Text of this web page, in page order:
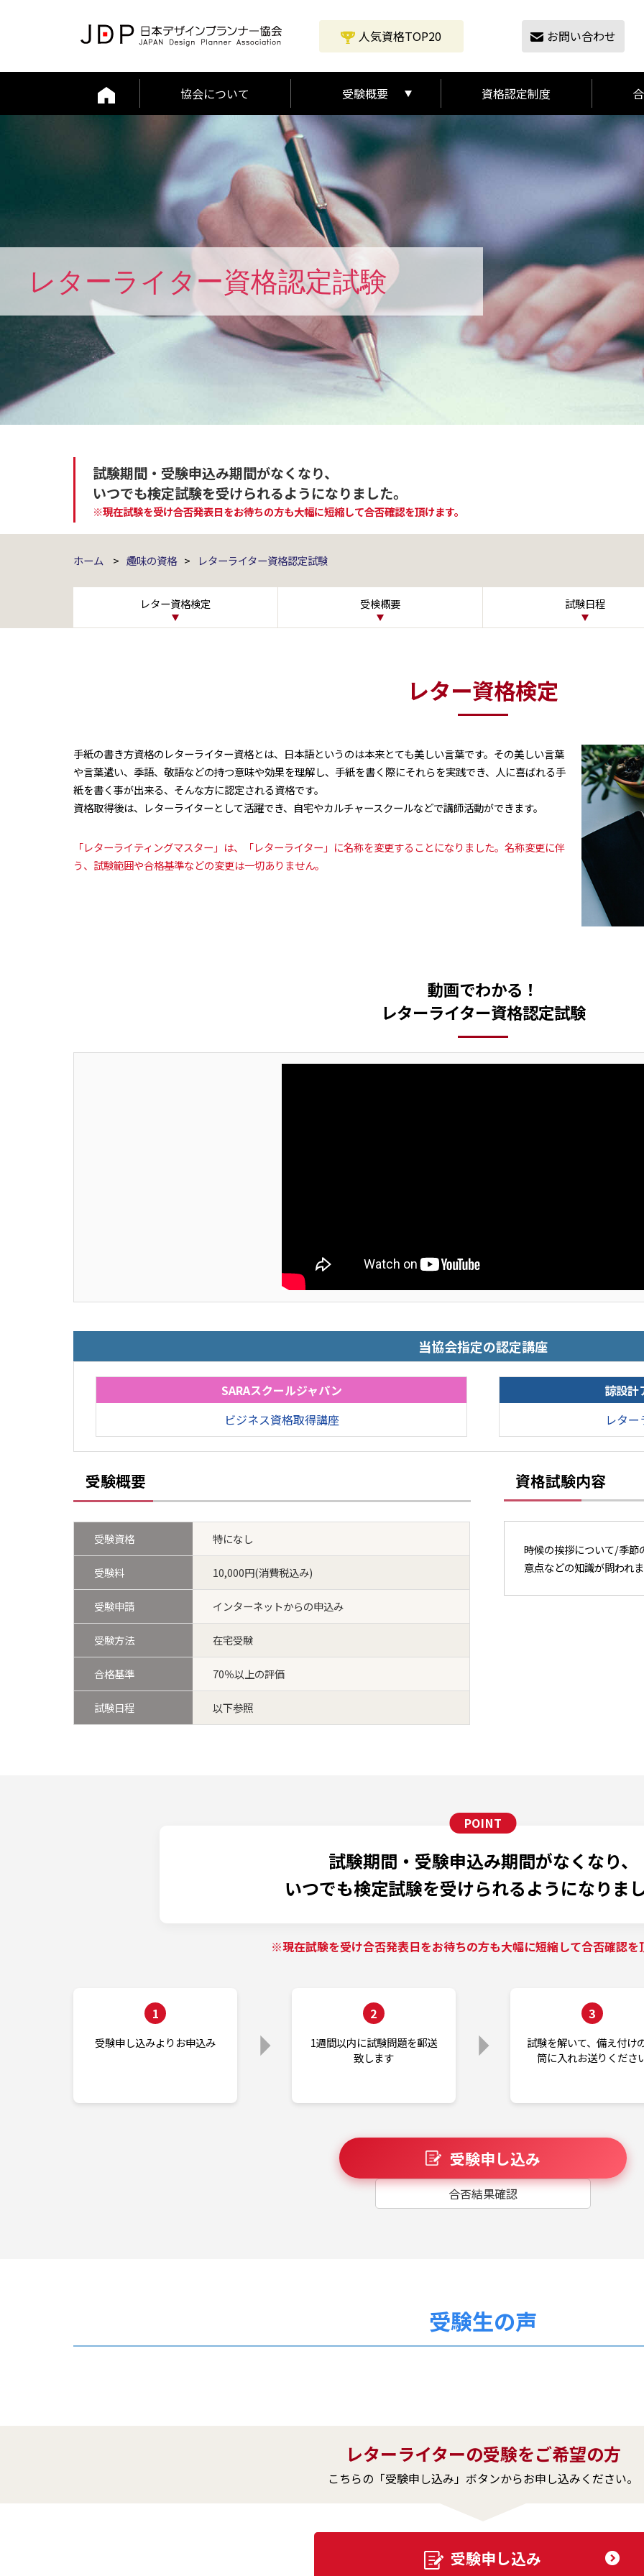
人気資格TOP20 お問い合わせ
協会について 受験概要
受験概要
受験の流れ
資格認定制度
レターライター資格認定試験
試験期間・受験申込み期間がなくなり、
いつでも検定試験を受けられるようになりました。
※現在試験を受け合否発表日をお待ちの方も大幅に短縮して合否確認を頂けます。
ホーム > 趣味の資格 > レターライター資格認定試験
レター資格検定 受検概要 試験日程
レター資格検定
手紙の書き方資格のレターライター資格とは、日本語というのは本来とても美しい言葉です。その美しい言葉
や言葉遣い、季語、敬語などの持つ意味や効果を理解し、手紙を書く際にそれらを実践でき、人に喜ばれる手
紙を書く事が出来る、そんな方に認定される資格です。
資格取得後は、レターライターとして活躍でき、自宅やカルチャースクールなどで講師活動ができます。
「レターライティングマスター」は、「レターライター」に名称を変更することになりました。名称変更に伴
う、試験範囲や合格基準などの変更は一切ありません。
動画でわかる！
レターライター資格認定試験
当協会指定の認定講座
SARAスクールジャパン
ビジネス資格取得講座
諒設計
レタ
受験概要
受験資格 特になし
受験料 10,000円(消費税込み)
受験申請 インターネットからの申込み
受験方法 在宅受験
合格基準 70％以上の評価
試験日程 以下参照
資格試験内容
時候の挨拶について/季
意点などの知識が問われ
試験期間・受験申込み期間がなくなり、
いつでも検定試験を受けられるようになりま
※現在試験を受け合否発表日をお待ちの方も大幅に短縮して合否確認を
1
受験申し込みよりお申込み
2
1週間以内に試験問題を郵送
致します
3
試験を解いて、備え付け
筒に入れお送りくださ
受験申し込み
合否結果確認
受験生の声
レターライターの受験をご希望の方
こちらの「受験申し込み」ボタンからお申し込みください。
受験申し込み